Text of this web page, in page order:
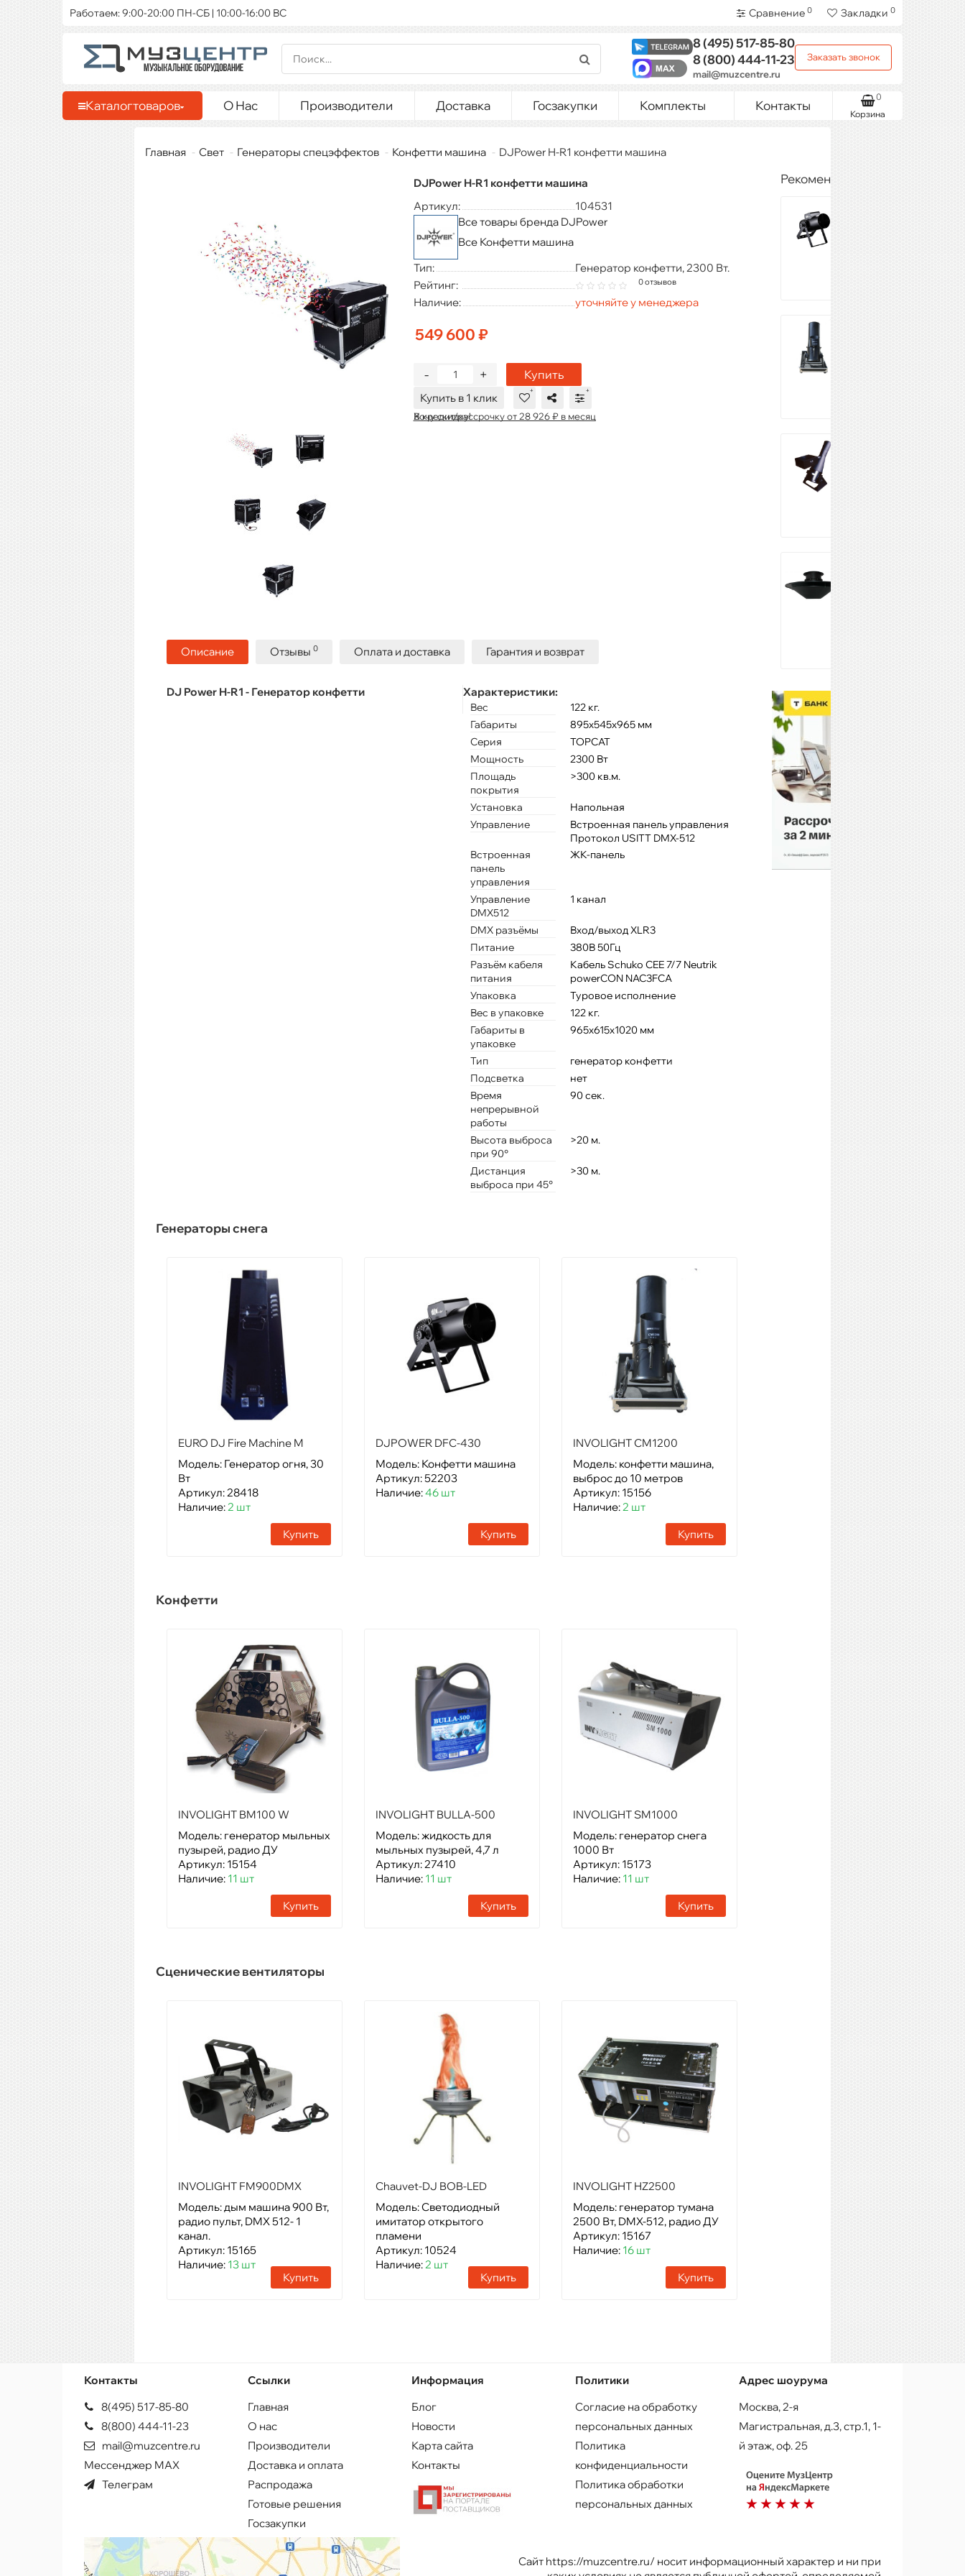
Работаем: 9:00-20:00 ПН-СБ | 10:00-16:00 ВС Сравнение 0 Закладки 0
8 (495)517-85-80
8 (800)444-11-23
mail@muzcentre.ru
Заказать звонок
Каталогтоваров О Нас Производители Доставка Госзакупки Комплекты Контакты
Корзина
0
Главная Свет Генераторы спецэффектов Конфетти машина DJPower H-R1 конфетти машина
DJPower H-R1 конфетти машина
Артикул:
104531
Все товары бренда DJPower
Все Конфетти машина
Тип:
Генератор конфетти, 2300 Вт.
Рейтинг:
0 отзывов
Наличие: уточняйте у менеджера
549 600 ₽
+
- Купить
Купить в 1 клик
В кредит/рассрочку от 28 926 ₽ в месяц
Хочу скидку!
Описание Отзывы 0 Оплата и доставка Гарантия и возврат
DJ Power H-R1 - Генератор конфетти Характеристики:
Вес
122 кг.
Габариты
895х545х965 мм
Серия
TOPCAT
Мощность
2300 Вт
Площадь
покрытия
>300 кв.м.
Установка
Напольная
Управление
Встроенная панель управления
Протокол USITT DMX-512
Встроенная
панель
управления
ЖК-панель
Управление
DMX512
1 канал
DMX разъёмы
Вход/выход XLR3
Питание
380В 50Гц
Разъём кабеля
питания
Кабель Schuko CEE 7/7 Neutrik
powerCON NAC3FCA
Упаковка
Туровое исполнение
Вес в упаковке
122 кг.
Габариты в
упаковке
965х615х1020 мм
Тип
генератор конфетти
Подсветка
нет
Время
непрерывной
работы
90 сек.
Высота выброса
при 90°
>20 м.
Дистанция
выброса при 45°
>30 м.
Генераторы снега
EURO DJ Fire Machine M
Модель: Генератор огня, 30
Вт
Артикул: 28418
Наличие: 2 шт
Купить
DJPOWER DFC-430
Модель: Конфетти машина
Артикул: 52203
Наличие:46 шт
Купить
INVOLIGHT CM1200
Модель: конфетти машина,
выброс до 10 метров
Артикул: 15156
Наличие: 2 шт
Купить
Конфетти
INVOLIGHT BM100 W
Модель: генератор мыльных
пузырей, радио ДУ
Артикул: 15154
Наличие: 11 шт
Купить
INVOLIGHT BULLA-500
Модель: жидкость для
мыльных пузырей, 4,7 л
Артикул: 27410
Наличие: 11 шт
Купить
INVOLIGHT SM1000
Модель: генератор снега
1000 Вт
Артикул: 15173
Наличие: 11 шт
Купить
Сценические вентиляторы
INVOLIGHT FM900DMX
Модель: дым машина 900 Вт,
радио пульт, DMX 512- 1
канал.
Артикул: 15165
Наличие: 13 шт
Купить
Chauvet-DJ BOB-LED
Модель: Светодиодный
имитатор открытого
пламени
Артикул: 10524
Наличие: 2 шт
Купить
INVOLIGHT HZ2500
Модель: генератор тумана
2500 Вт, DMX-512, радио ДУ
Артикул: 15167
Наличие: 16 шт
Купить
Рекомендуемые товары
Контакты
8(495) 517-85-80
8(800) 444-11-23
mail@muzcentre.ru
Мессенджер MAX
Телеграм
Ссылки
Главная
О нас
Производители
Доставка и оплата
Распродажа
Готовые решения
Госзакупки
Информация
Блог
Новости
Карта сайта
Контакты
Политики
Согласие на обработку
персональных данных
Политика
конфиденциальности
Политика обработки
персональных данных
Адрес шоурума
Москва, 2-я
Магистральная, д.3, стр.1, 1-
й этаж, оф. 25
Сайт https://muzcentre.ru/ носит информационный характер и ни при